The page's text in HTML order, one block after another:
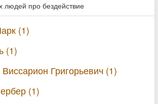
людей про бездействие
(1)
(1)
Григорьевич (1)
(1)